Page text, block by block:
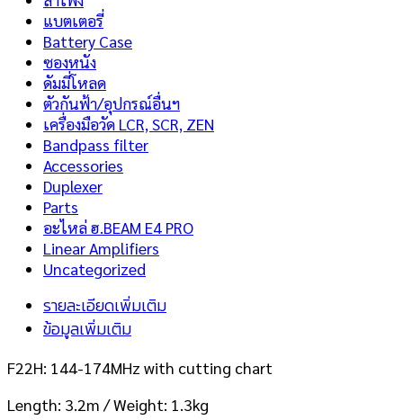
แบตเตอรี่
Battery Case
ซองหนัง
ดัมมี่โหลด
ตัวกันฟ้า/อุปกรณ์อื่นฯ
เครื่องมือวัด LCR, SCR, ZEN
Bandpass filter
Accessories
Duplexer
Parts
อะไหล่ ฮ.BEAM E4 PRO
Linear Amplifiers
Uncategorized
รายละเอียดเพิ่มเติม
ข้อมูลเพิ่มเติม
F22H: 144-174MHz with cutting chart
Length: 3.2m / Weight: 1.3kg